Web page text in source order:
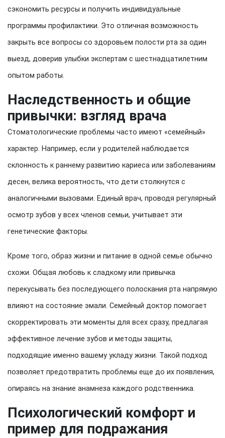
сэкономить ресурсы и получить индивидуальные
программы профилактики. Это отличная возможность
закрыть все вопросы со здоровьем полости рта за один
выезд, доверив улыбки экспертам с шестнадцатилетним
опытом работы.
Наследственность и общие
привычки: взгляд врача
Стоматологические проблемы часто имеют «семейный»
характер. Например, если у родителей наблюдается
склонность к раннему развитию кариеса или заболеваниям
десен, велика вероятность, что дети столкнутся с
аналогичными вызовами. Единый врач, проводя регулярный
осмотр зубов у всех членов семьи, учитывает эти
генетические факторы.
Кроме того, образ жизни и питание в одной семье обычно
схожи. Общая любовь к сладкому или привычка
перекусывать без последующего полоскания рта напрямую
влияют на состояние эмали. Семейный доктор помогает
скорректировать эти моменты для всех сразу, предлагая
эффективное лечение зубов и методы защиты,
подходящие именно вашему укладу жизни. Такой подход
позволяет предотвратить проблемы еще до их появления,
опираясь на знание анамнеза каждого родственника.
Психологический комфорт и
пример для подражания